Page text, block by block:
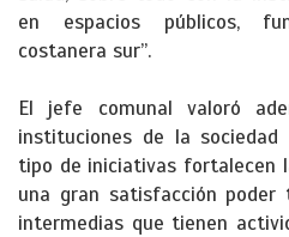
en espacios públicos,
costanera sur”.
El jefe comunal valoró
instituciones de la
tipo de iniciativas fortalecen
una gran satisfacción poder
intermedias que tienen